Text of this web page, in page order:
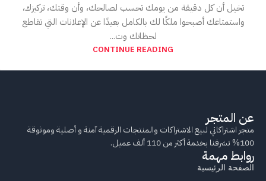
تخيل أن كل دقيقة من يومك تحسب لصالحك، وأن وقتك، تركيزك،
واستمتاعك أصبحوا ملكًا لك بالكامل بعيدًا عن الإعلانات التي تقاطع
لحظاتك وت...
CONTINUE READING
عن المتجر
متجر اشتراكاتي لبيع الاشتراكات والمنتجات الرقمية آمنة و أصلية وموثوقة
100% تشرفنا بخدمة أكثر من 110 ألف عميل.
روابط مهمة
الصفحة الرئيسية